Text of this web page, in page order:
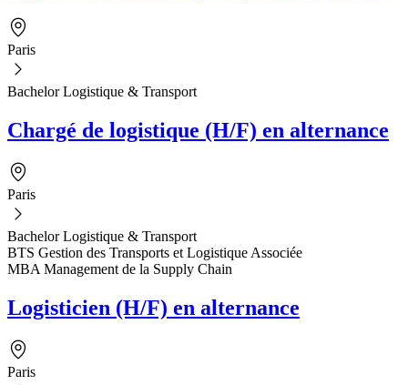
Paris
Bachelor Logistique & Transport
Chargé de logistique (H/F) en alternance
Paris
Bachelor Logistique & Transport
BTS Gestion des Transports et Logistique Associée
MBA Management de la Supply Chain
Logisticien (H/F) en alternance
Paris